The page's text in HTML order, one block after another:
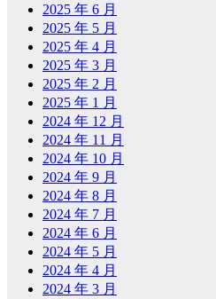
2025 年 6 月
2025 年 5 月
2025 年 4 月
2025 年 3 月
2025 年 2 月
2025 年 1 月
2024 年 12 月
2024 年 11 月
2024 年 10 月
2024 年 9 月
2024 年 8 月
2024 年 7 月
2024 年 6 月
2024 年 5 月
2024 年 4 月
2024 年 3 月